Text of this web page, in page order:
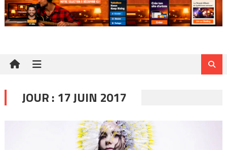
JOUR : 17 JUIN 2017